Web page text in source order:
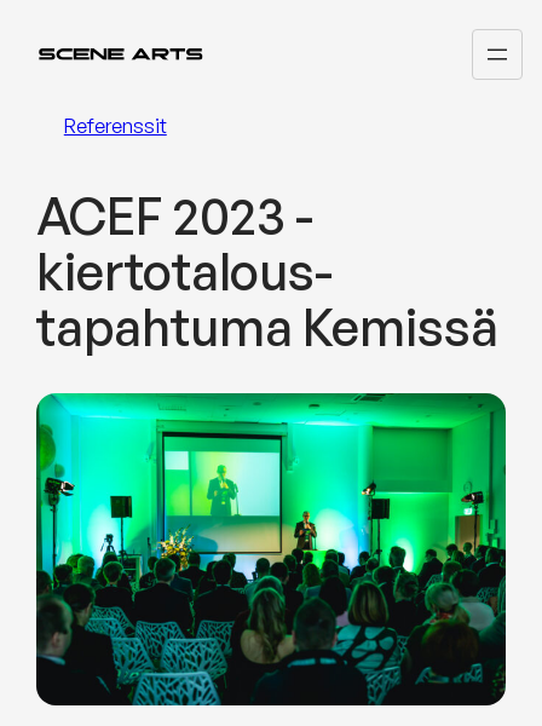
sisältöön
Referenssit
ACEF 2023 -
kiertotalous­
tapahtuma Kemissä